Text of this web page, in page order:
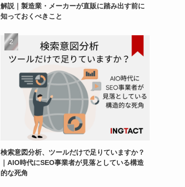
解説｜製造業・メーカーが直販に踏み出す前に
知っておくべきこと
検索意図分析、ツールだけで足りていますか？
｜AIO時代にSEO事業者が見落としている構造
的な死角